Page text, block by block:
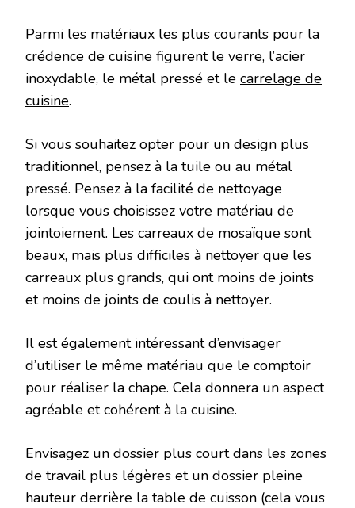
Parmi les matériaux les plus courants pour la
crédence de cuisine figurent le verre, l’acier
inoxydable, le métal pressé et le carrelage de
cuisine.
Si vous souhaitez opter pour un design plus
traditionnel, pensez à la tuile ou au métal
pressé. Pensez à la facilité de nettoyage
lorsque vous choisissez votre matériau de
jointoiement. Les carreaux de mosaïque sont
beaux, mais plus difficiles à nettoyer que les
carreaux plus grands, qui ont moins de joints
et moins de joints de coulis à nettoyer.
Il est également intéressant d’envisager
d’utiliser le même matériau que le comptoir
pour réaliser la chape. Cela donnera un aspect
agréable et cohérent à la cuisine.
Envisagez un dossier plus court dans les zones
de travail plus légères et un dossier pleine
hauteur derrière la table de cuisson (cela vous